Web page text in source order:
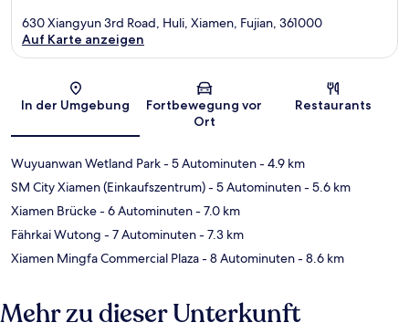
Karte
630 Xiangyun 3rd Road, Huli, Xiamen, Fujian, 361000
Auf Karte anzeigen
In der Umgebung
Fortbewegung vor
Ort
Restaurants
Wuyuanwan Wetland Park- 5 Autominuten- 4.9 km
SM City Xiamen (Einkaufszentrum)- 5 Autominuten- 5.6 km
Xiamen Brücke- 6 Autominuten- 7.0 km
Fährkai Wutong - 7 Autominuten- 7.3 km
Xiamen Mingfa Commercial Plaza- 8 Autominuten- 8.6 km
Mehr zu dieser Unterkunft